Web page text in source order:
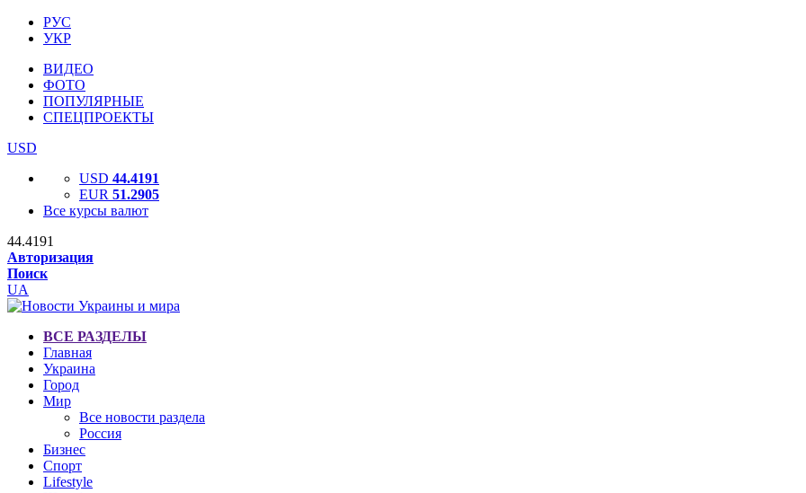
РУС
УКР
ВИДЕО
ФОТО
ПОПУЛЯРНЫЕ
СПЕЦПРОЕКТЫ
USD
USD 44.4191
EUR 51.2905
Все курсы валют
44.4191
Авторизация
Поиск
UA
ВСЕ РАЗДЕЛЫ
Главная
Украина
Город
Мир
Все новости раздела
Россия
Бизнес
Спорт
Lifestyle